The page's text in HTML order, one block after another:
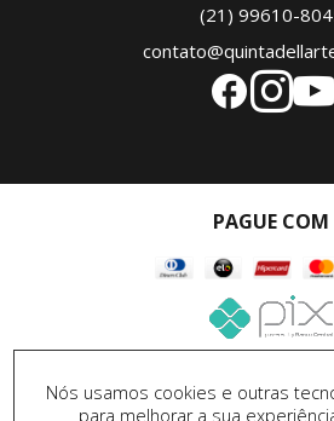
(21) 99610-
PAGUE COM
SEGURANÇA
Nós usamos cookies e outras
para melhorar a sua